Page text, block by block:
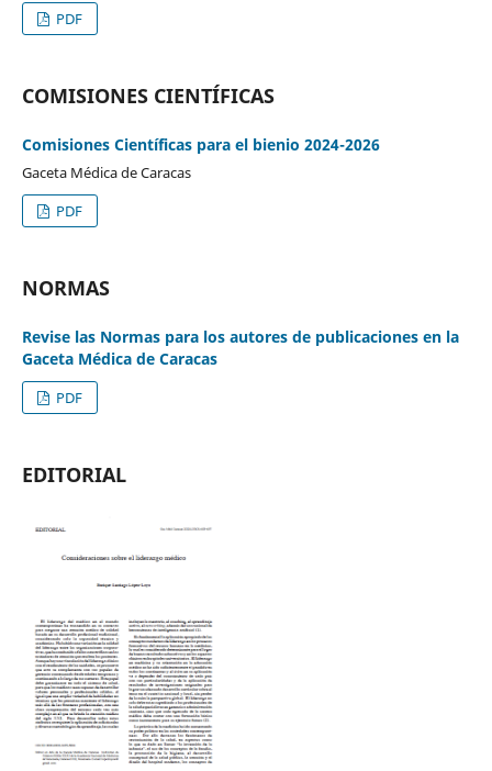
PDF
COMISIONES CIENTÍFICAS
Comisiones Científicas para el bienio 2024-2026
Gaceta Médica de Caracas
PDF
NORMAS
Revise las Normas para los autores de publicaciones en la
Gaceta Médica de Caracas
PDF
EDITORIAL